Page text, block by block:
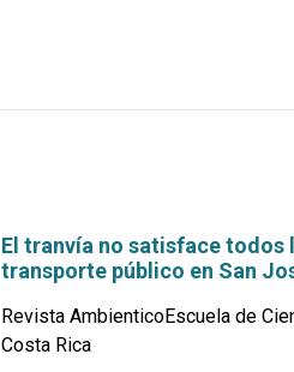
El tranvía no satisface todos
transporte público en San
Revista AmbienticoEscuela de
Costa Rica